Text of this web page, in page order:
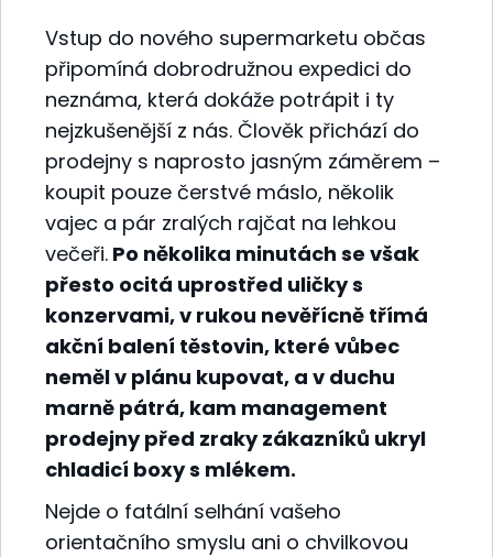
Vstup do nového supermarketu občas
připomíná dobrodružnou expedici do
neznáma, která dokáže potrápit i ty
nejzkušenější z nás. Člověk přichází do
prodejny s naprosto jasným záměrem –
koupit pouze čerstvé máslo, několik
vajec a pár zralých rajčat na lehkou
večeři. Po několika minutách se však
přesto ocitá uprostřed uličky s
konzervami, v rukou nevěřícně třímá
akční balení těstovin, které vůbec
neměl v plánu kupovat, a v duchu
marně pátrá, kam management
prodejny před zraky zákazníků ukryl
chladicí boxy s mlékem.
Nejde o fatální selhání vašeho
orientačního smyslu ani o chvilkovou